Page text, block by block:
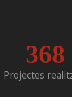
368
Projectes